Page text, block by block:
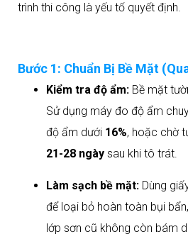
trình thi công là yếu tố quyết định.
Bước 1: Chuẩn Bị Bề Mặt
Kiểm tra độ ẩm: Bề mặt
Sử dụng máy đo độ ẩm
độ ẩm dưới 16%, hoặc chờ
21-28 ngày sau khi tô trát.
Làm sạch bề mặt: Dùng
để loại bỏ hoàn toàn bụi
lớp sơn cũ không còn bám